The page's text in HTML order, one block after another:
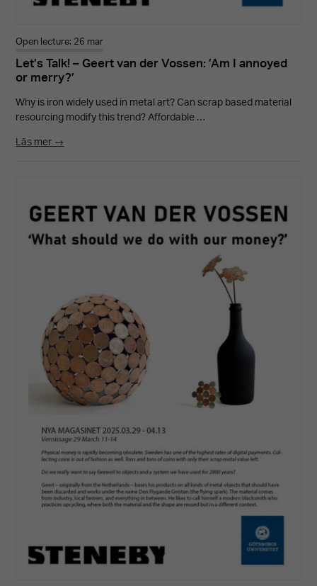
Open lecture: 26 mar
Let’s Talk! – Geert van der Vossen: ’Am I annoyed
or merry?’
Why is iron widely used in metal art? Can scrap based material
resourcing modify this trend? Affordable …
Läs mer →